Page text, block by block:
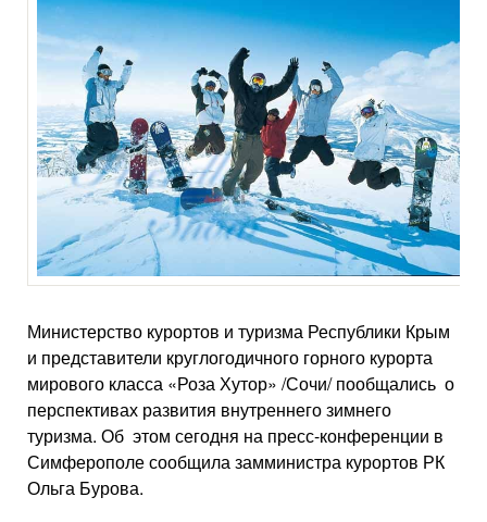
Министерство курортов и туризма Республики Крым
и представители круглогодичного горного курорта
мирового класса «Роза Хутор» /Сочи/ пообщались о
перспективах развития внутреннего зимнего
туризма. Об этом сегодня на пресс-конференции в
Симферополе сообщила замминистра курортов РК
Ольга Бурова.